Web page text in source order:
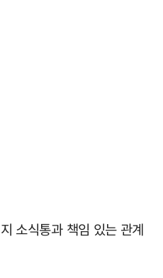
소식통과 책임 있는 관계